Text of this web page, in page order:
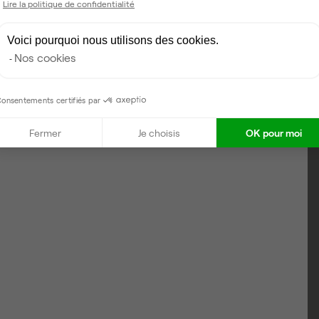
Lire la politique de confidentialité
Voici pourquoi nous utilisons des cookies.
Nos cookies
certifiés par
Fermer Je choisis OK pour moi